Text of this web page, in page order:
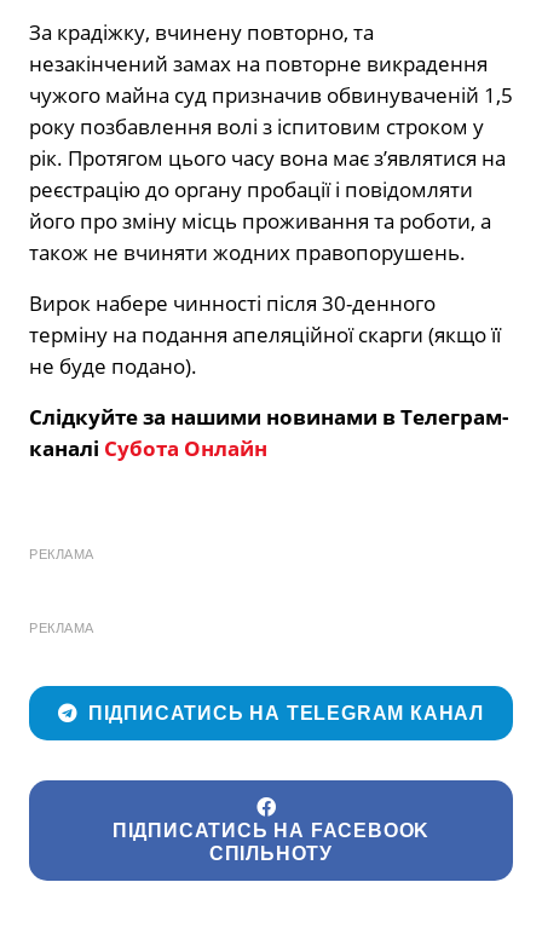
За крадіжку, вчинену повторно, та
незакінчений замах на повторне викрадення
чужого майна суд призначив обвинуваченій 1,5
року позбавлення волі з іспитовим строком у
рік. Протягом цього часу вона має з’являтися на
реєстрацію до органу пробації і повідомляти
його про зміну місць проживання та роботи, а
також не вчиняти жодних правопорушень.
Вирок набере чинності після 30-денного
терміну на подання апеляційної скарги (якщо її
не буде подано).
Слідкуйте за нашими новинами в Телеграм-
каналі Субота Онлайн
РЕКЛАМА
РЕКЛАМА
ПІДПИСАТИСЬ НА TELEGRAM КАНАЛ
ПІДПИСАТИСЬ НА FACEBOOK
СПІЛЬНОТУ